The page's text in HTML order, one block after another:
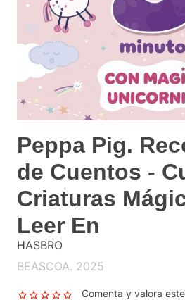
Peppa Pig.
de Cuentos -
Criaturas
Leer En
HASBRO
BEASCOA. 2025
Comenta y valora